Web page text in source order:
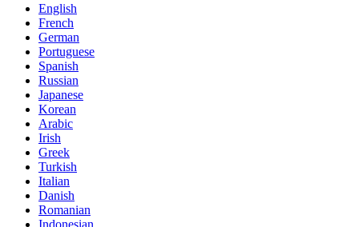
English
French
German
Portuguese
Spanish
Russian
Japanese
Korean
Arabic
Irish
Greek
Turkish
Italian
Danish
Romanian
Indonesian